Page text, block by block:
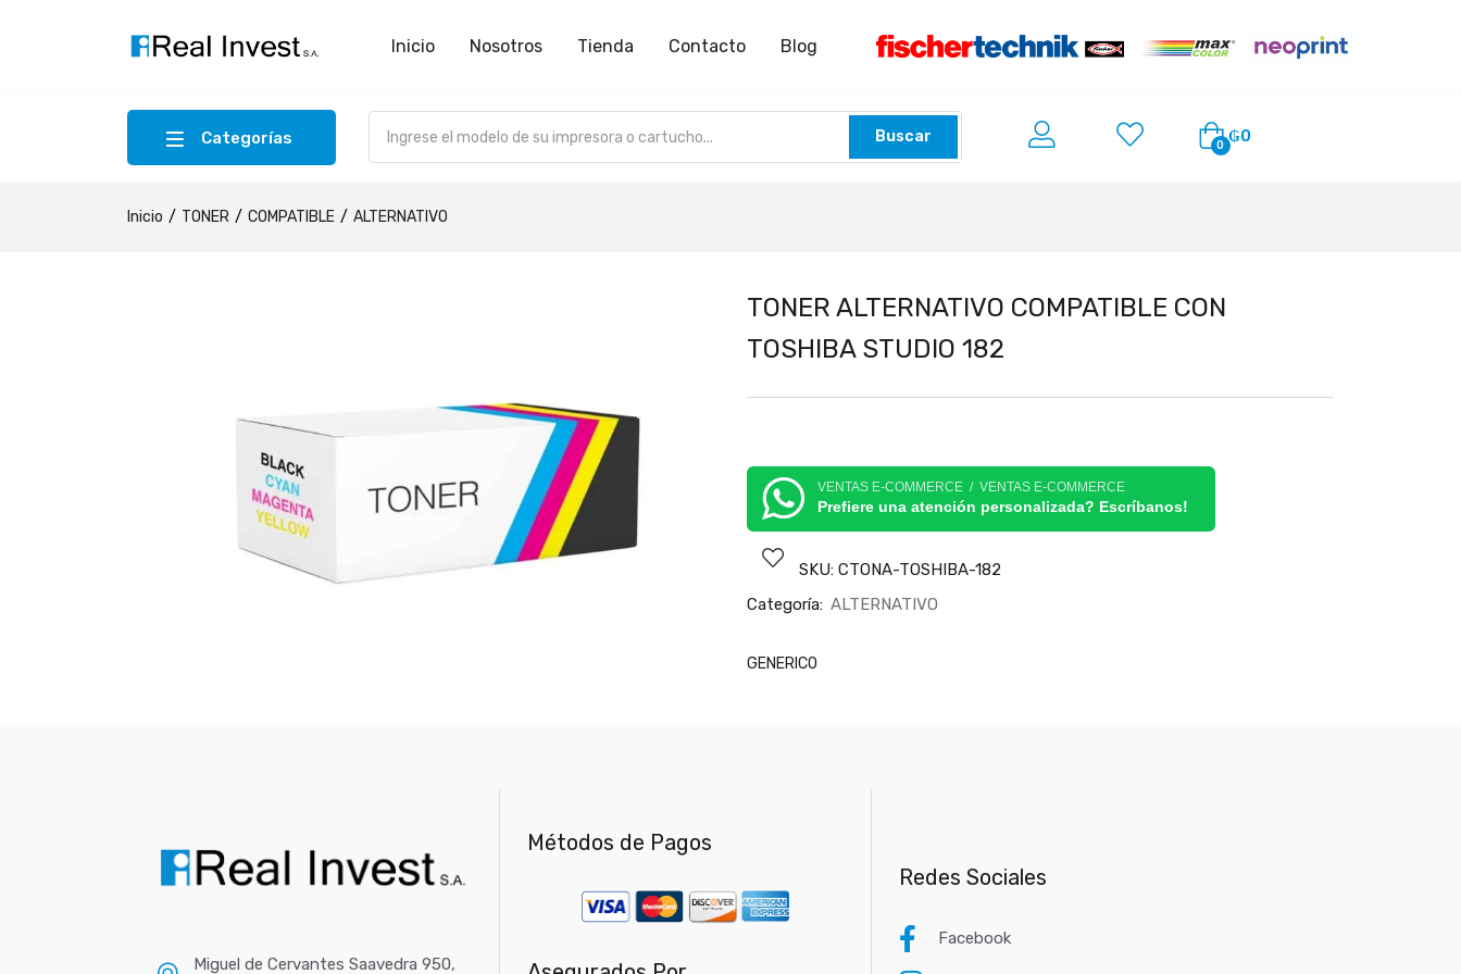
Inicio Nosotros Tienda Contacto Blog
Categorías Buscar 0 ₲0
Inicio TONER COMPATIBLE ALTERNATIVO
TONER ALTERNATIVO COMPATIBLE CON
TOSHIBA STUDIO 182
VENTAS E-COMMERCE / VENTAS E-COMMERCE
Prefiere una atención personalizada? Escríbanos!
SKU: CTONA-TOSHIBA-182
Categoría: ALTERNATIVO
GENERICO
Miguel de Cervantes Saavedra 950,
Métodos de Pagos
Redes Sociales
Facebook